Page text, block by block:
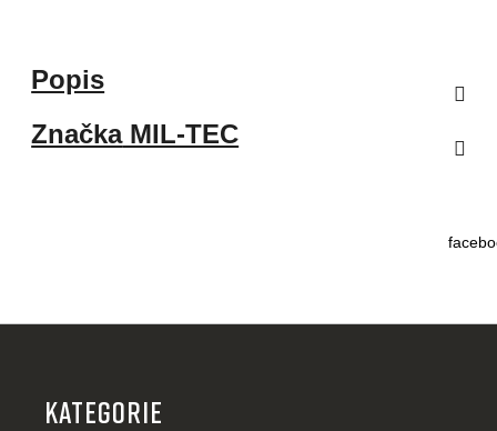
Popis
ZnačkaMIL-TEC
KATEGORIE